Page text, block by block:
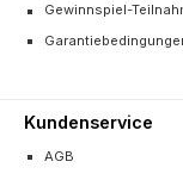
Gewinnspiel-
Kundenservice
AGB